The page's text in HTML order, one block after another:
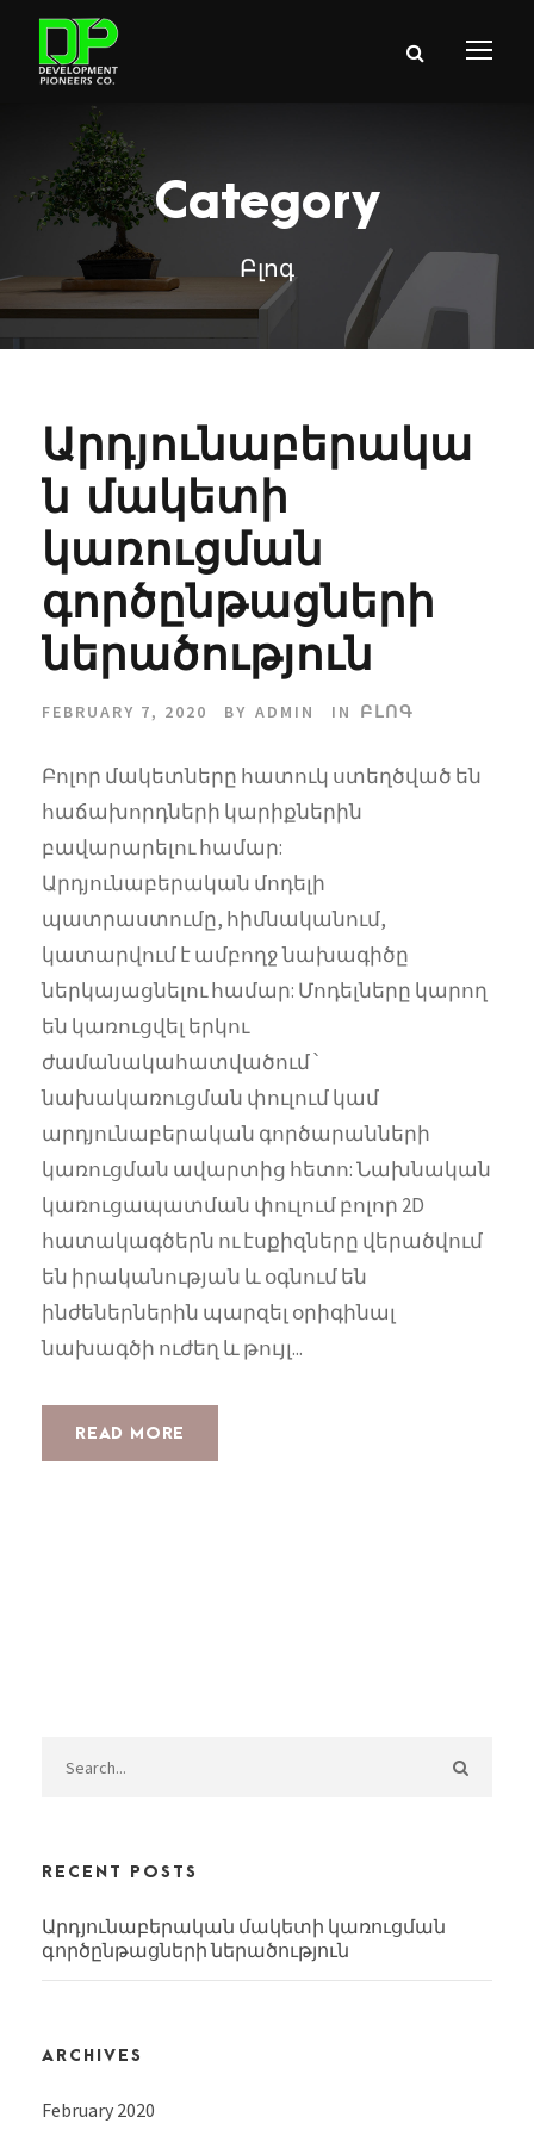
Category
Բլոգ
Արդյունաբերակա
ն մակետի
կառուցման
գործընթացների
ներածություն
FEBRUARY 7, 2020 BY ADMIN IN ԲԼՈԳ
Բոլոր մակետները հատուկ ստեղծված են
հաճախորդների կարիքներին
բավարարելու համար:
Արդյունաբերական մոդելի
պատրաստումը, հիմնականում,
կատարվում է ամբողջ նախագիծը
ներկայացնելու համար: Մոդելները կարող
են կառուցվել երկու
ժամանակահատվածում ՝
նախակառուցման փուլում կամ
արդյունաբերական գործարանների
կառուցման ավարտից հետո: Նախնական
կառուցապատման փուլում բոլոր 2D
հատակագծերն ու էսքիզները վերածվում
են իրականության և օգնում են
ինժեներներին պարզել օրիգինալ
նախագծի ուժեղ և թույլ...
READ MORE
RECENT POSTS
Արդյունաբերական մակետի կառուցման
գործընթացների ներածություն
ARCHIVES
February 2020